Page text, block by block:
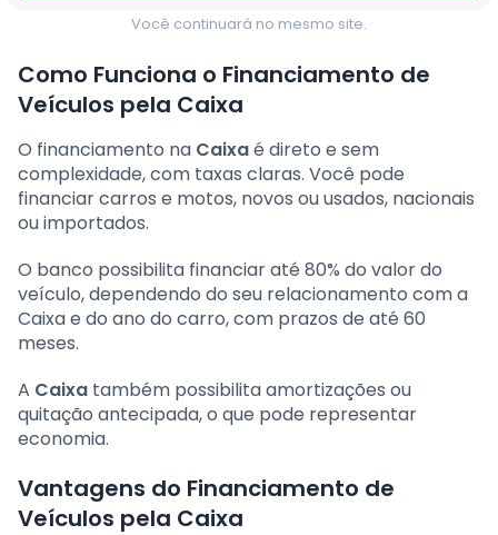
Você continuará no mesmo site.
Como Funciona o Financiamento de
Veículos pela Caixa
O financiamento na Caixaé direto e sem
complexidade, com taxas claras. Você pode
financiar carros e motos, novos ou usados, nacionais
ou importados.
O banco possibilita financiar até 80% do valor do
veículo, dependendo do seu relacionamento com a
Caixa e do ano do carro, com prazos de até 60
meses.
A Caixa também possibilita amortizações ou
quitação antecipada, o que pode representar
economia.
Vantagens do Financiamento de
Veículos pela Caixa